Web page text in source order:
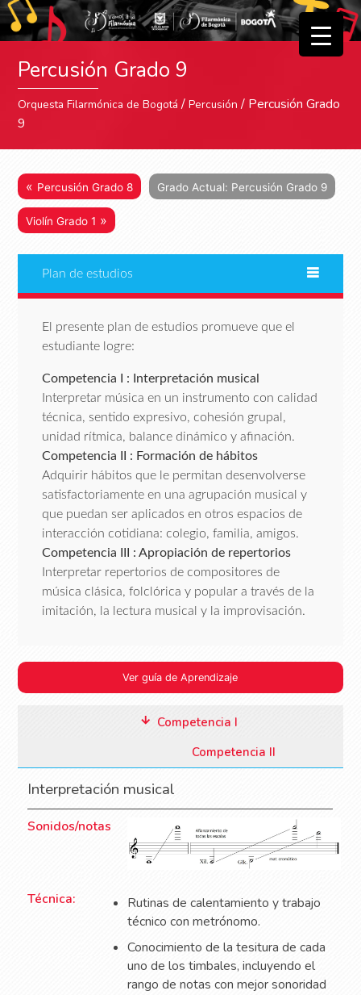
Percusión Grado 9
Orquesta Filarmónica de Bogotá /Percusión / Percusión Grado
9
« Percusión Grado 8 Grado Actual: Percusión Grado 9
Violín Grado 1 »
Plan de estudios
El presente plan de estudios promueve que el
estudiante logre:
Competencia I : Interpretación musical
Interpretar música en un instrumento con calidad
técnica, sentido expresivo, cohesión grupal,
unidad rítmica, balance dinámico y afinación.
Competencia II : Formación de hábitos
Adquirir hábitos que le permitan desenvolverse
satisfactoriamente en una agrupación musical y
que puedan ser aplicados en otros espacios de
interacción cotidiana: colegio, familia, amigos.
Competencia III : Apropiación de repertorios
Interpretar repertorios de compositores de
música clásica, folclórica y popular a través de la
imitación, la lectura musical y la improvisación.
Ver guía de Aprendizaje
Competencia I
Competencia II
Interpretación musical
Sonidos/notas
Técnica:
Rutinas de calentamiento y trabajo
técnico con metrónomo.
Conocimiento de la tesitura de cada
uno de los timbales, incluyendo el
rango de notas con mejor sonoridad